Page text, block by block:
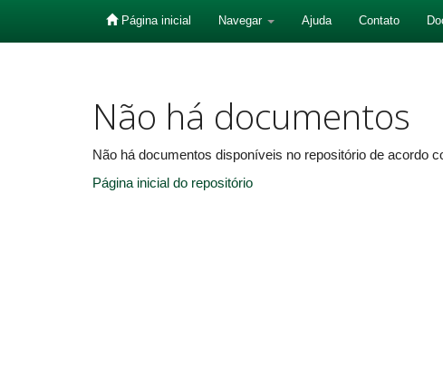
Página inicial Navegar Ajuda Contato
Não há documentos
Não há documentos disponíveis no repositório de acordo
Página inicial do repositório